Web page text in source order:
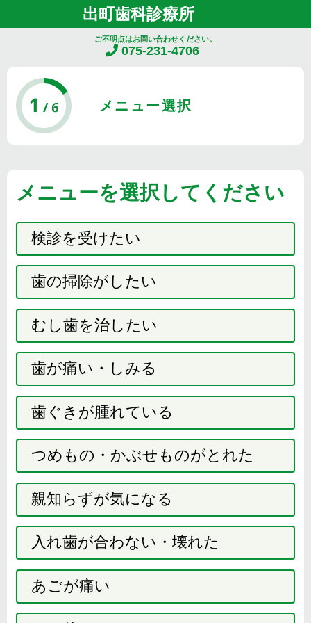
出町歯科診療所
ご不明点はお問い合わせください。
075-231-4706
メニューを選択してください
検診を受けたい
歯の掃除がしたい
むし歯を治したい
歯が痛い・しみる
歯ぐきが腫れている
つめもの・かぶせものがとれた
親知らずが気になる
入れ歯が合わない・壊れた
あごが痛い
メニュー選択